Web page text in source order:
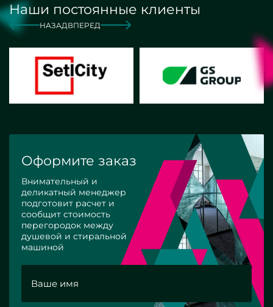
Наши постоянные клиенты
НАЗАД ВПЕРЕД
Оформите заказ
Внимательный и
деликатный менеджер
подготовит расчет и
сообщит стоимость
перегородок между
душевой и стиральной
машиной